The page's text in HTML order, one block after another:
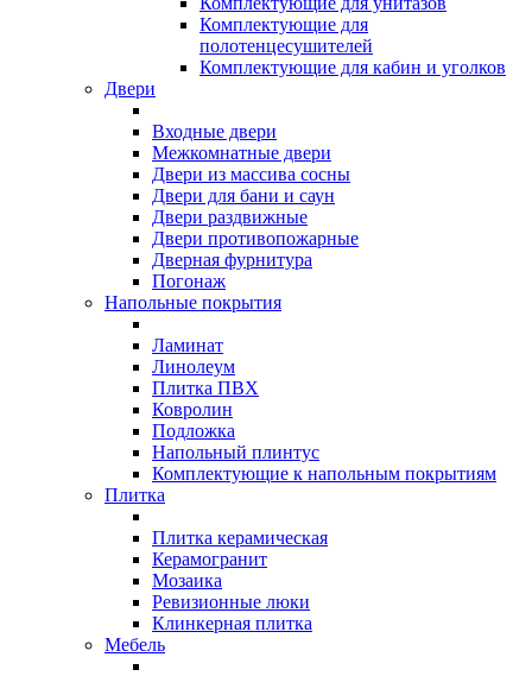
Комплектующие для
полотенцесушителей
Комплектующие для кабин и уголков
Двери
Входные двери
Межкомнатные двери
Двери из массива сосны
Двери для бани и саун
Двери раздвижные
Двери противопожарные
Дверная фурнитура
Погонаж
Напольные покрытия
Ламинат
Линолеум
Плитка ПВХ
Ковролин
Подложка
Напольный плинтус
Комплектующие к напольным покрытиям
Плитка
Плитка керамическая
Керамогранит
Мозаика
Ревизионные люки
Клинкерная плитка
Мебель